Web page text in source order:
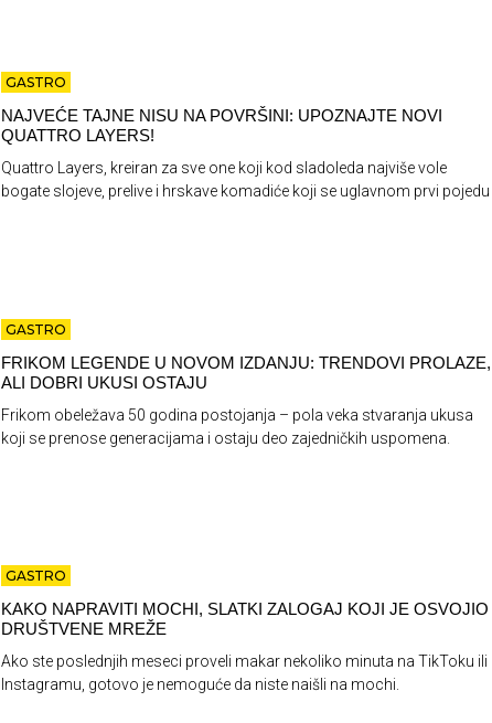
GASTRO
NAJVEĆE TAJNE NISU NA POVRŠINI: UPOZNAJTE NOVI
QUATTRO LAYERS!
Quattro Layers, kreiran za sve one koji kod sladoleda najviše vole
bogate slojeve, prelive i hrskave komadiće koji se uglavnom prvi pojedu
GASTRO
FRIKOM LEGENDE U NOVOM IZDANJU: TRENDOVI PROLAZE,
ALI DOBRI UKUSI OSTAJU
Frikom obeležava 50 godina postojanja – pola veka stvaranja ukusa
koji se prenose generacijama i ostaju deo zajedničkih uspomena.
GASTRO
KAKO NAPRAVITI MOCHI, SLATKI ZALOGAJ KOJI JE OSVOJIO
DRUŠTVENE MREŽE
Ako ste poslednjih meseci proveli makar nekoliko minuta na TikToku ili
Instagramu, gotovo je nemoguće da niste naišli na mochi.